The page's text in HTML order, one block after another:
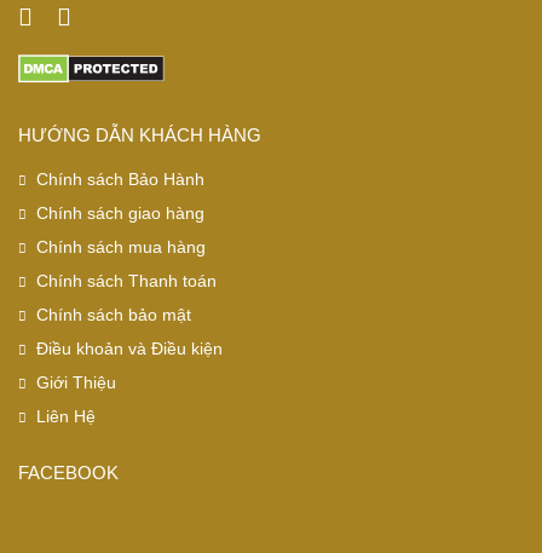
HƯỚNG DẪN KHÁCH HÀNG
Chính sách Bảo Hành
Chính sách giao hàng
Chính sách mua hàng
Chính sách Thanh toán
Chính sách bảo mật
Điều khoản và Điều kiện
Giới Thiệu
Liên Hệ
FACEBOOK